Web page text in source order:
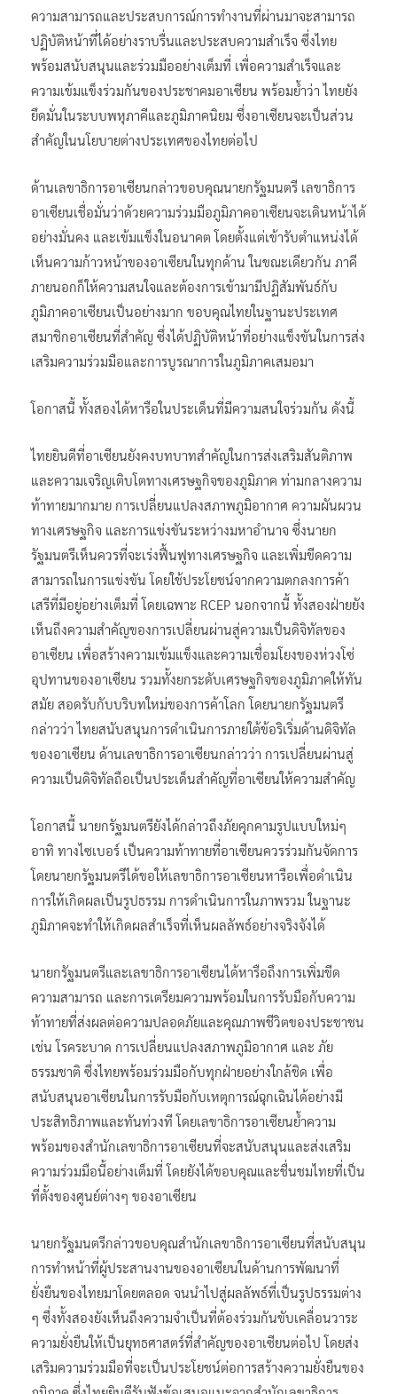
ความสามารถและประสบการณ์การทำงานที่ผ่านมาจะสามารถ
ปฏิบัติหน้าที่ได้อย่างราบรื่นและประสบความสำเร็จ ซึ่งไทย
พร้อมสนับสนุนและร่วมมืออย่างเต็มที่ เพื่อความสำเร็จและ
ความเข้มแข็งร่วมกันของประชาคมอาเซียน พร้อมย้ำว่า ไทยยัง
ยึดมั่นในระบบพหุภาคีและภูมิภาคนิยม ซึ่งอาเซียนจะเป็นส่วน
สำคัญในนโยบายต่างประเทศของไทยต่อไป
ด้านเลขาธิการอาเซียนกล่าวขอบคุณนายกรัฐมนตรี เลขาธิการ
อาเซียนเชื่อมั่นว่าด้วยความร่วมมือภูมิภาคอาเซียนจะเดินหน้าได้
อย่างมั่นคง และเข้มแข็งในอนาคต โดยตั้งแต่เข้ารับตำแหน่งได้
เห็นความก้าวหน้าของอาเซียนในทุกด้าน ในขณะเดียวกัน ภาคี
ภายนอกก็ให้ความสนใจและต้องการเข้ามามีปฏิสัมพันธ์กับ
ภูมิภาคอาเซียนเป็นอย่างมาก ขอบคุณไทยในฐานะประเทศ
สมาชิกอาเซียนที่สำคัญ ซึ่งได้ปฏิบัติหน้าที่อย่างแข็งขันในการส่ง
เสริมความร่วมมือและการบูรณาการในภูมิภาคเสมอมา
โอกาสนี้ ทั้งสองได้หารือในประเด็นที่มีความสนใจร่วมกัน ดังนี้
ไทยยินดีที่อาเซียนยังคงบทบาทสำคัญในการส่งเสริมสันติภาพ
และความเจริญเติบโตทางเศรษฐกิจของภูมิภาค ท่ามกลางความ
ท้าทายมากมาย การเปลี่ยนแปลงสภาพภูมิอากาศ ความผันผวน
ทางเศรษฐกิจ และการแข่งขันระหว่างมหาอำนาจ ซึ่งนายก
รัฐมนตรีเห็นควรที่จะเร่งฟื้นฟูทางเศรษฐกิจ และเพิ่มขีดความ
สามารถในการแข่งขัน โดยใช้ประโยชน์จากความตกลงการค้า
เสรีที่มีอยู่อย่างเต็มที่ โดยเฉพาะ RCEP นอกจากนี้ ทั้งสองฝ่ายยัง
เห็นถึงความสำคัญของการเปลี่ยนผ่านสู่ความเป็นดิจิทัลของ
อาเซียน เพื่อสร้างความเข้มแข็งและความเชื่อมโยงของห่วงโซ่
อุปทานของอาเซียน รวมทั้งยกระดับเศรษฐกิจของภูมิภาคให้ทัน
สมัย สอดรับกับบริบทใหม่ของการค้าโลก โดยนายกรัฐมนตรี
กล่าวว่า ไทยสนับสนุนการดำเนินการภายใต้ข้อริเริ่มด้านดิจิทัล
ของอาเซียน ด้านเลขาธิการอาเซียนกล่าวว่า การเปลี่ยนผ่านสู่
ความเป็นดิจิทัลถือเป็นประเด็นสำคัญที่อาเซียนให้ความสำคัญ
โอกาสนี้ นายกรัฐมนตรียังได้กล่าวถึงภัยคุกคามรูปแบบใหม่ๆ
อาทิ ทางไซเบอร์ เป็นความท้าทายที่อาเซียนควรร่วมกันจัดการ
โดยนายกรัฐมนตรีได้ขอให้เลขาธิการอาเซียนหารือเพื่อดำเนิน
การให้เกิดผลเป็นรูปธรรม การดำเนินการในภาพรวม ในฐานะ
ภูมิภาคจะทำให้เกิดผลสำเร็จที่เห็นผลลัพธ์อย่างจริงจังได้
นายกรัฐมนตรีและเลขาธิการอาเซียนได้หารือถึงการเพิ่มขีด
ความสามารถ และการเตรียมความพร้อมในการรับมือกับความ
ท้าทายที่ส่งผลต่อความปลอดภัยและคุณภาพชีวิตของประชาชน
เช่น โรคระบาด การเปลี่ยนแปลงสภาพภูมิอากาศ และ ภัย
ธรรมชาติ ซึ่งไทยพร้อมร่วมมือกับทุกฝ่ายอย่างใกล้ชิด เพื่อ
สนับสนุนอาเซียนในการรับมือกับเหตุการณ์ฉุกเฉินได้อย่างมี
ประสิทธิภาพและทันท่วงที โดยเลขาธิการอาเซียนย้ำความ
พร้อมของสำนักเลขาธิการอาเซียนที่จะสนับสนุนและส่งเสริม
ความร่วมมือนี้อย่างเต็มที่ โดยยังได้ขอบคุณและชื่นชมไทยที่เป็น
ที่ตั้งของศูนย์ต่างๆ ของอาเซียน
นายกรัฐมนตรีกล่าวขอบคุณสำนักเลขาธิการอาเซียนที่สนับสนุน
การทำหน้าที่ผู้ประสานงานของอาเซียนในด้านการพัฒนาที่
ยั่งยืนของไทยมาโดยตลอด จนนำไปสู่ผลลัพธ์ที่เป็นรูปธรรมต่าง
ๆ ซึ่งทั้งสองยังเห็นถึงความจำเป็นที่ต้องร่วมกันขับเคลื่อนวาระ
ความยั่งยืนให้เป็นยุทธศาสตร์ที่สำคัญของอาเซียนต่อไป โดยส่ง
เสริมความร่วมมือที่จะเป็นประโยชน์ต่อการสร้างความยั่งยืนของ